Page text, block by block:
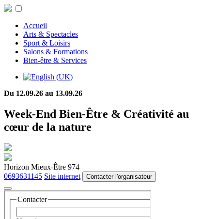
Accueil
Arts & Spectacles
Sport & Loisirs
Salons & Formations
Bien-être & Services
Du 12.09.26 au 13.09.26
Week-End Bien-Être & Créativité au
cœur de la nature
Horizon Mieux-Être 974
0693631145 Site internet Contacter l'organisateur